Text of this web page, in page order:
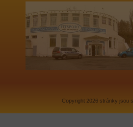
Copyright 2026 stránky jsou